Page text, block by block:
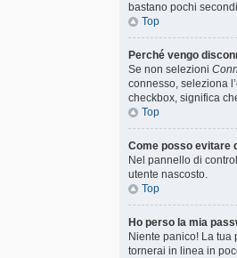
bastano pochi
Top
Perché vengo
Se non selezioni
connesso, seleziona
checkbox, significa
Top
Come posso evitare
Nel pannello di
utente nascosto.
Top
Ho perso la mia
Niente panico! La
tornerai in linea in